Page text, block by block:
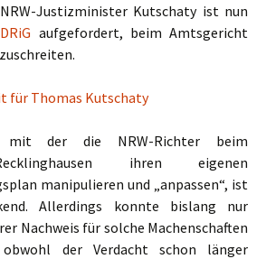
NRW-Justizminister Kutschaty ist nun
aufgefordert, beim Amtsgericht
Thomas Kutschaty
mit der die NRW-Richter beim
ihren eigenen
manipulieren und „anpassen“, ist
Allerdings konnte bislang nur
Nachweis für solche Machenschaften
der Verdacht schon länger